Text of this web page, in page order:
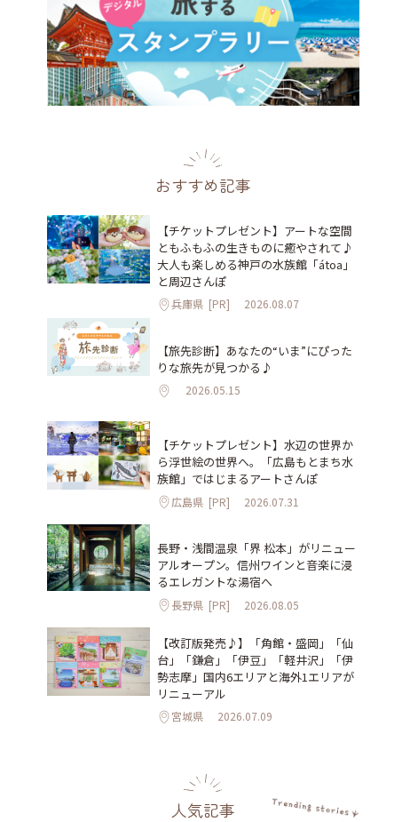
おすすめ記事
【チケットプレゼント】アートな空間
ともふもふの生きものに癒やされて♪
大人も楽しめる神戸の水族館「átoa」
と周辺さんぽ
兵庫県 [PR] 2026.08.07
【旅先診断】あなたの“いま”にぴった
りな旅先が見つかる♪
2026.05.15
【チケットプレゼント】水辺の世界か
ら浮世絵の世界へ。「広島もとまち水
族館」ではじまるアートさんぽ
広島県 [PR] 2026.07.31
長野・浅間温泉「界 松本」がリニュー
アルオープン。信州ワインと音楽に浸
るエレガントな湯宿へ
長野県 [PR] 2026.08.05
【改訂版発売♪】「角館・盛岡」「仙
台」「鎌倉」「伊豆」「軽井沢」「伊
勢志摩」国内6エリアと海外1エリアが
リニューアル
宮城県 2026.07.09
人気記事